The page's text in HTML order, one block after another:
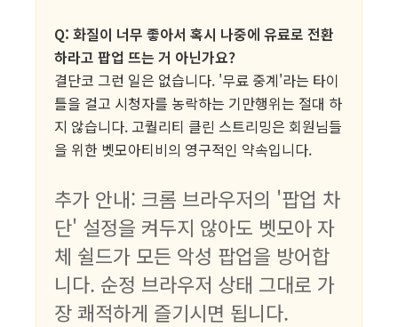
Q: 화질이 너무 좋아서 혹시 나중에 유료로 전환
하라고 팝업 뜨는 거 아닌가요?
결단코 그런 일은 없습니다. '무료 중계'라는 타이
틀을 걸고 시청자를 농락하는 기만행위는 절대 하
지 않습니다. 고퀄리티 클린 스트리밍은 회원님들
을 위한 벳모아티비의 영구적인 약속입니다.
추가 안내: 크롬 브라우저의 '팝업 차
단' 설정을 켜두지 않아도 벳모아 자
체 쉴드가 모든 악성 팝업을 방어합
니다. 순정 브라우저 상태 그대로 가
장 쾌적하게 즐기시면 됩니다.